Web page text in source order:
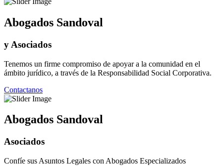
Abogados Sandoval
y Asociados
Tenemos un firme compromiso de apoyar a la comunidad en el
ámbito jurídico, a través de la Responsabilidad Social Corporativa.
Contactanos
Abogados Sandoval
Asociados
Confíe sus Asuntos Legales con Abogados Especializados